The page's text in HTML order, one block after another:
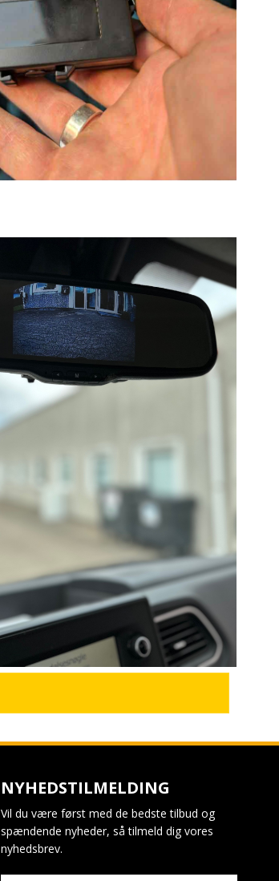
NYHEDSTILMELDING
Vil du være først med de bedste tilbud og
spændende nyheder, så tilmeld dig vores
nyhedsbrev.